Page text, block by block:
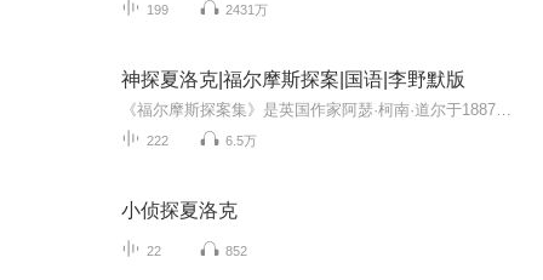
199 2431万
神探夏洛克|福尔摩斯探案|国语|李野默版
222 6.5万
小侦探夏洛克
22 852